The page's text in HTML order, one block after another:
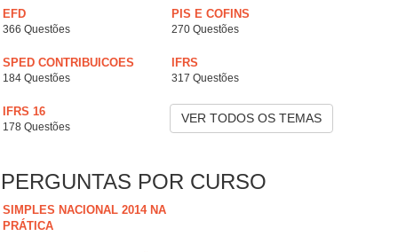
EFD
366 Questões
PIS E COFINS
270 Questões
SPED CONTRIBUICOES
184 Questões
IFRS
317 Questões
IFRS 16
178 Questões
VER TODOS OS TEMAS
PERGUNTAS POR CURSO
SIMPLES NACIONAL 2014 NA
PRÁTICA